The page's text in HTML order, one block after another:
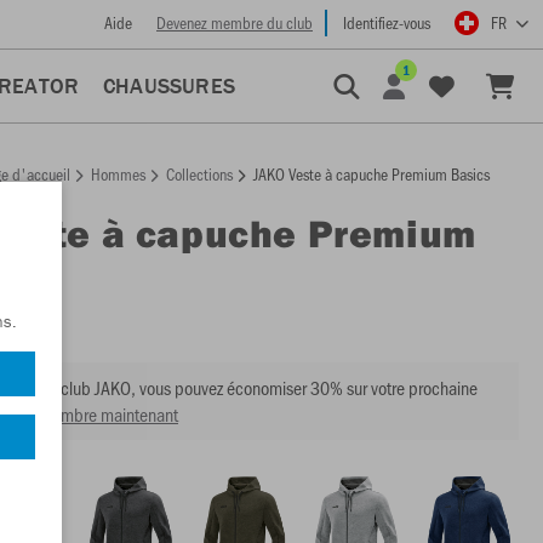
Aide Devenez membre du club Identifiez-vous FR
CHAUSSURES
1
d'accueil Hommes Collections JAKO Veste à capuche Premium Basics
Veste à capuche Premium
du club JAKO, vous pouvez économiser 30% sur votre prochaine
membre maintenant